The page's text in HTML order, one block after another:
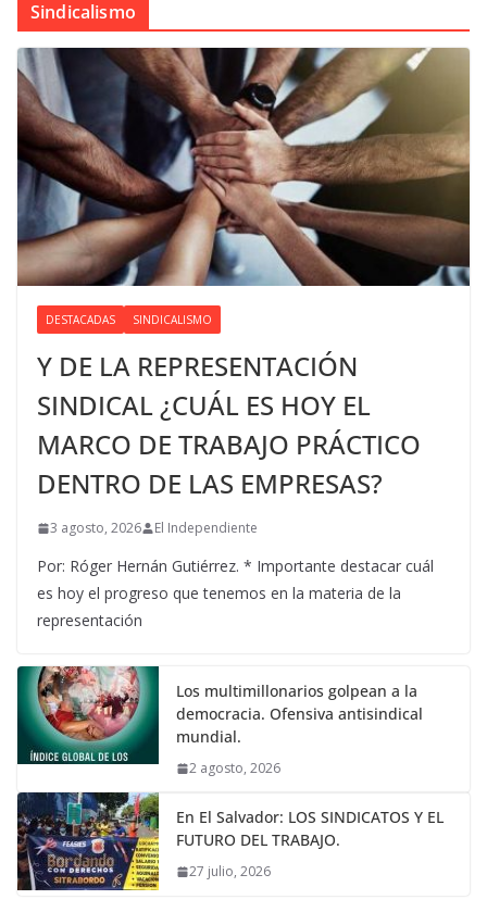
Sindicalismo
DESTACADAS SINDICALISMO
Y DE LA REPRESENTACIÓN
SINDICAL ¿CUÁL ES HOY EL
MARCO DE TRABAJO PRÁCTICO
DENTRO DE LAS EMPRESAS?
3 agosto, 2026 El Independiente
Por: Róger Hernán Gutiérrez. * Importante destacar cuál
es hoy el progreso que tenemos en la materia de la
representación
Los multimillonarios golpean a la
democracia. Ofensiva antisindical
mundial.
2 agosto, 2026
En El Salvador: LOS SINDICATOS Y EL
FUTURO DEL TRABAJO.
27 julio, 2026